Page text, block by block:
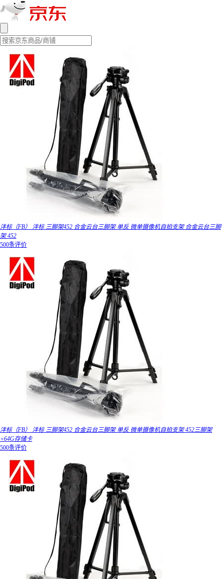
沣标（FB） 沣标 三脚架452 合金云台三脚架 单反 微单摄像机自拍支架 合金云台三脚
架 452
500条评价
沣标（FB） 沣标 三脚架452 合金云台三脚架 单反 微单摄像机自拍支架 452三脚架
+64G存储卡
500条评价